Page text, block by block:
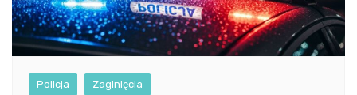
Policja Zaginięcia